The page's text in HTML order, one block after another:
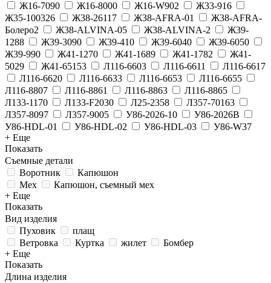
Ж16-7090
Ж16-8000 Ж16-W902
Ж33-916
Ж35-100326
Ж38-26117 Ж38-AFRA-01
Ж38-AFRA-
Болеро2
Ж38-ALVINA-05 Ж38-ALVINA-2
Ж39-
1288
Ж39-3090 Ж39-410 Ж39-6040
Ж39-6050
Ж39-990
Ж41-1270 Ж41-1689 Ж41-1782
Ж41-
5029
Ж41-65153 Л116-6603 Л116-6611
Л116-6617
Л116-6620
Л116-6633 Л116-6653
Л116-6655
Л116-8807
Л116-8861 Л116-8863
Л116-8865
Л133-1170
Л133-F2030 Л25-2358
Л357-70163
Л357-8097
Л357-9005 У86-2026-10
У86-2026В
У86-HDL-01
У86-HDL-02 У86-HDL-03
У86-W37
+ Еще
Показать
Съемные детали
Воротник
Капюшон
Мех
Капюшон, съемный мех
+ Еще
Показать
Вид изделия
Пуховик
плащ
Ветровка
Куртка жилет
Бомбер
+ Еще
Показать
Длина изделия